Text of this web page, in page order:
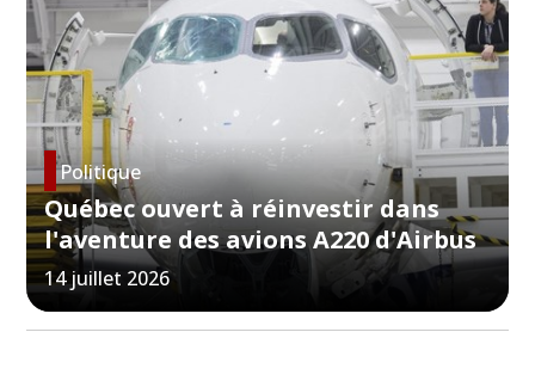
Politique
Québec ouvert à réinvestir dans
l'aventure des avions A220 d'Airbus
14 juillet 2026